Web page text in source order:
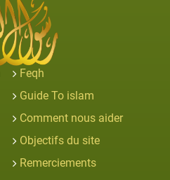
Feqh
Guide To islam
Comment nous aider
Objectifs du site
Remerciements